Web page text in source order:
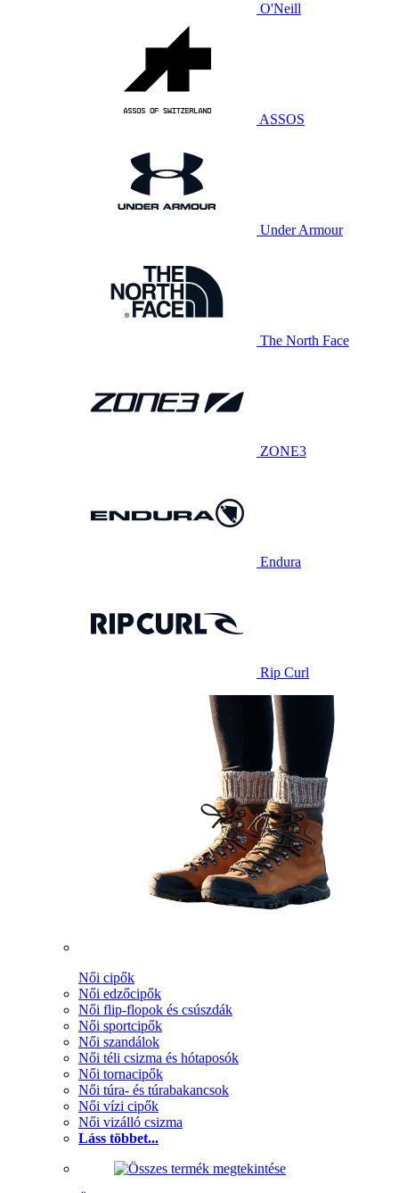
O'Neill
ASSOS
Under Armour
The North Face
ZONE3
Endura
Rip Curl
Női cipők
Női edzőcipők
Női flip-flopok és csúszdák
Női sportcipők
Női szandálok
Női téli csizma és hótaposók
Női tornacipők
Női túra- és túrabakancsok
Női vízi cipők
Női vizálló csizma
Láss többet...